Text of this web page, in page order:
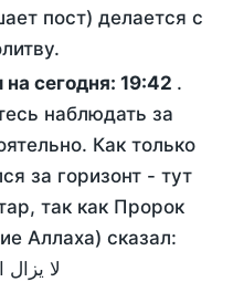
пост) делается с
сегодня: 19:42 .
наблюдать за
Как только
за горизонт - тут
так как Пророк
Аллаха) сказал:
لا